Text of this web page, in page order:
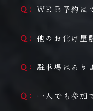
ＷＥＢ予約は
他のお化け屋
駐車場はあり
一人でも参加